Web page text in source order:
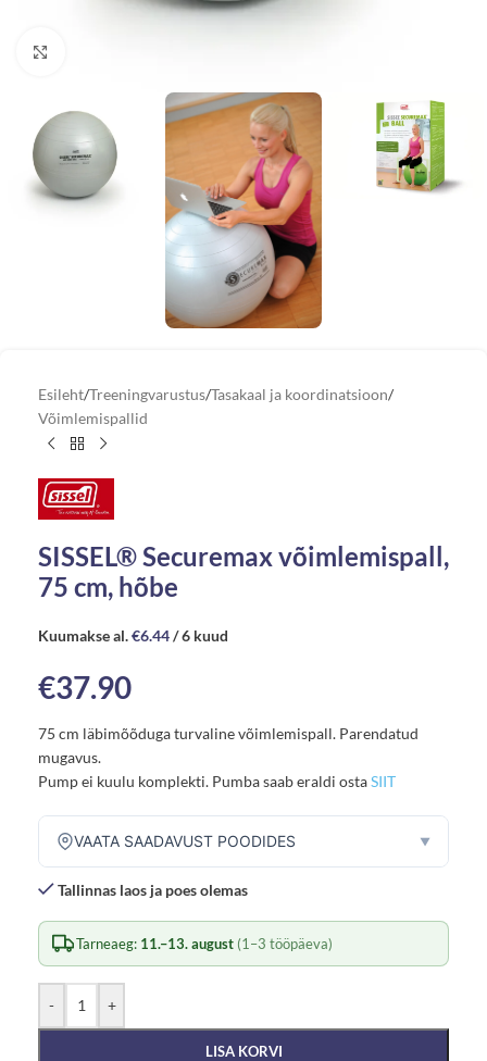
Esileht/Treeningvarustus/Tasakaal ja koordinatsioon/
Võimlemispallid
SISSEL® Securemax võimlemispall,
75 cm, hõbe
Kuumakse al.€6.44/ 6 kuud
€37.90
75 cm läbimõõduga turvaline võimlemispall. Parendatud
mugavus.
Pump ei kuulu komplekti. Pumba saab eraldi ostaSIIT
VAATA SAADAVUST POODIDES ▼
Tallinnas laos ja poes olemas
Tarneaeg: 11.–13. august (1–3 tööpäeva)
- +
LISA KORVI